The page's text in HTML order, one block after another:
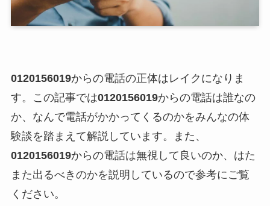
0120156019からの電話の正体はレイクになりま
す。この記事では0120156019からの電話は誰なの
か、なんで電話がかかってくるのかをみんなの体
験談を踏まえて解説しています。また、
0120156019からの電話は無視して良いのか、はた
また出るべきのかを説明しているので参考にご覧
ください。